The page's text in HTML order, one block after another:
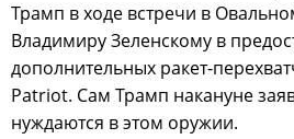
Трамп в ходе встречи в
Владимиру Зеленскому в
дополнительных ракет-
Patriot. Сам Трамп накануне
нуждаются в этом оружии.